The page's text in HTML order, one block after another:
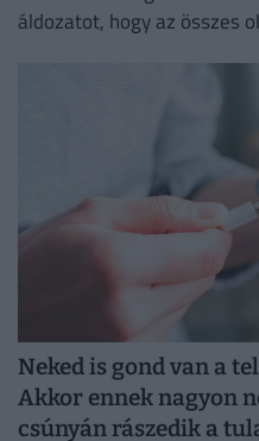
áldozatot, hogy az összes
Neked is gond van a
Akkor ennek nagyon
csúnyán rászedik a